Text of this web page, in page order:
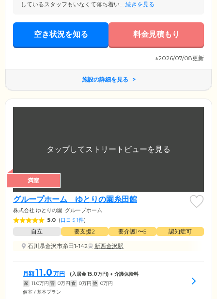
しているスタッフもいなくて落ち着い... 続きを見る
空き状況を知る 料金見積もり
※2026/07/08更新
施設の詳細を見る
満室
グループホーム ゆとりの園糸田館
株式会社 ゆとりの園 グループホーム
5.0 (口コミ1件)
自立 要支援2 要介護1〜5
認知症可
石川県金沢市糸田1-142
新西金沢駅
月額11.0 万円 (入居金15.0万円) + 介護保険料
家 11.0万円 管 0万円 食 0万円 他 0万円
個室 / 基本プラン